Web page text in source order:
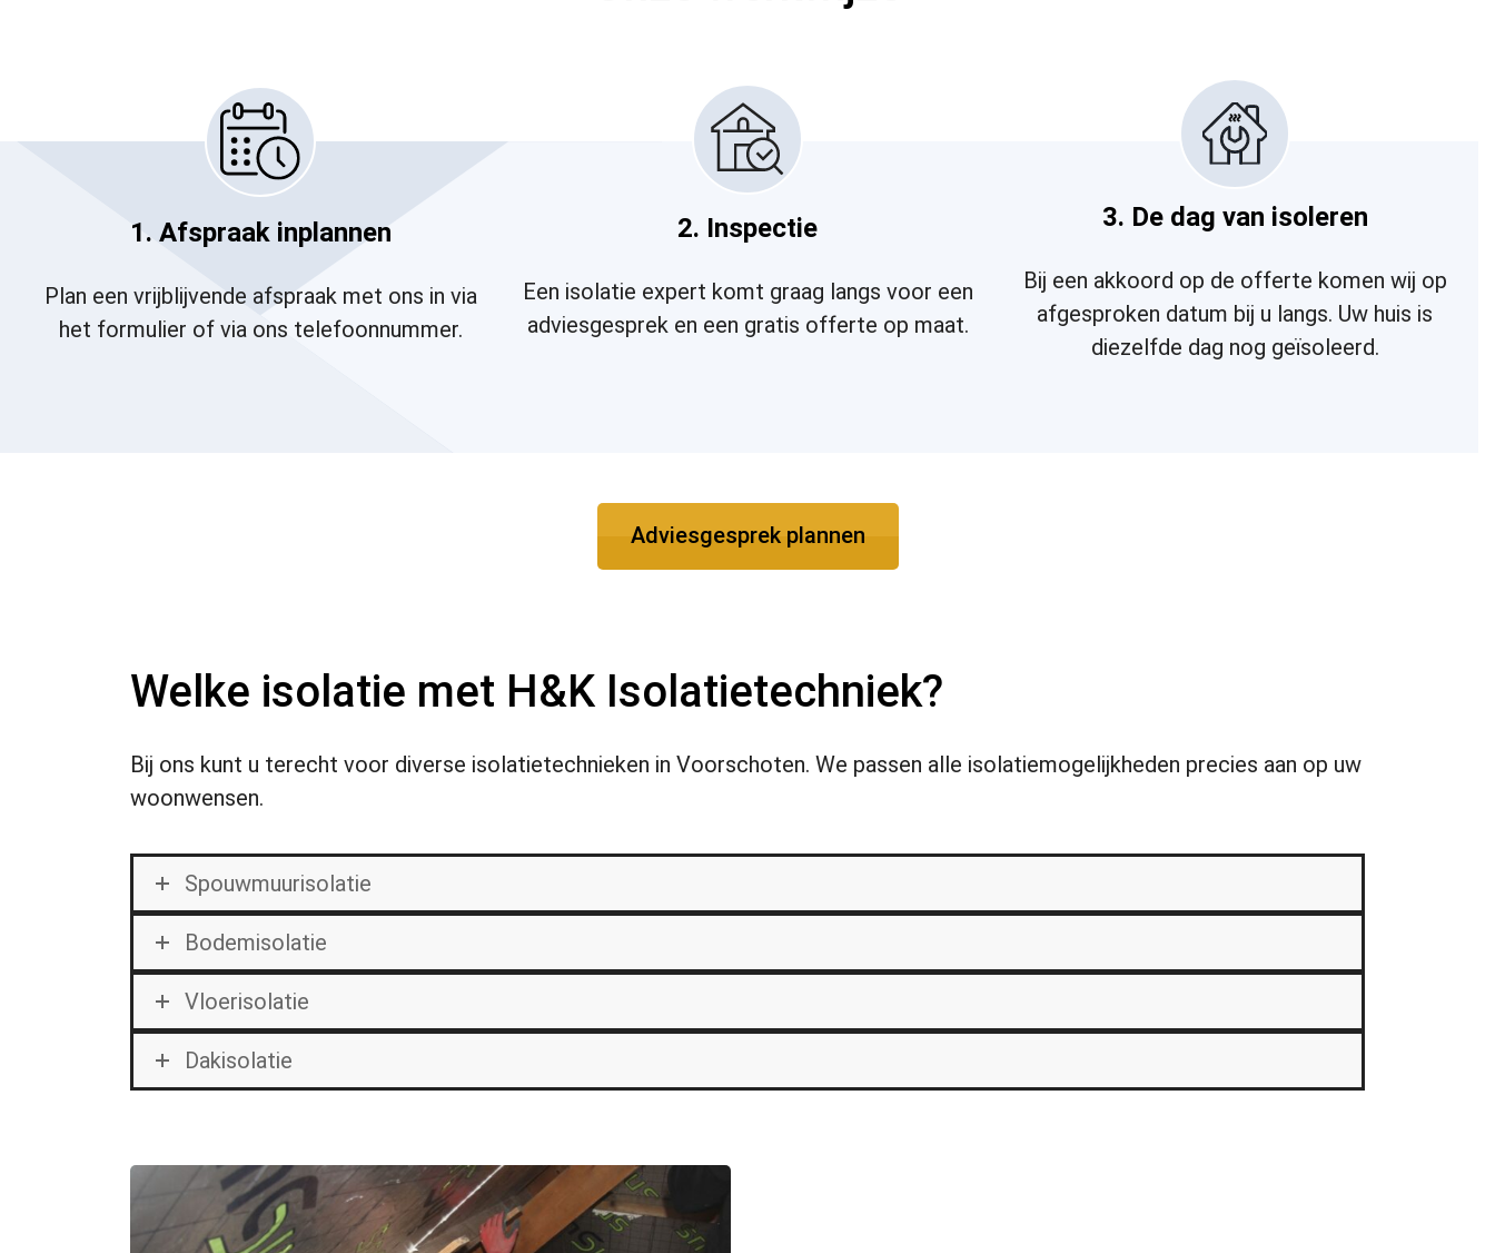
1. Afspraak inplannen
Plan een vrijblijvende afspraak met ons in via
het formulier of via ons telefoonnummer.
2. Inspectie
Een isolatie expert komt graag langs voor een
adviesgesprek en een gratis offerte op maat.
3. De dag van isoleren
Bij een akkoord op de offerte komen wij op
afgesproken datum bij u langs. Uw huis is
diezelfde dag nog geïsoleerd.
Adviesgesprek plannen
Welke isolatie met H&K Isolatietechniek?
Bij ons kunt u terecht voor diverse isolatietechnieken in Voorschoten. We passen alle isolatiemogelijkheden precies aan op uw
woonwensen.
Spouwmuurisolatie
Bodemisolatie
Vloerisolatie
Dakisolatie